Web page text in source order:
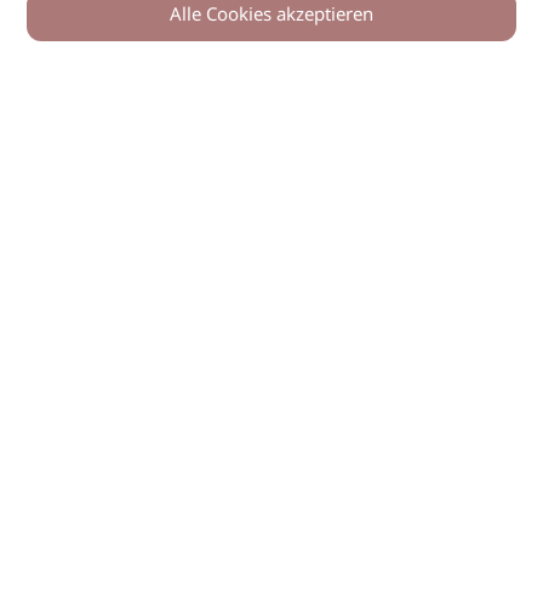
0
Alle Cookies akzeptieren